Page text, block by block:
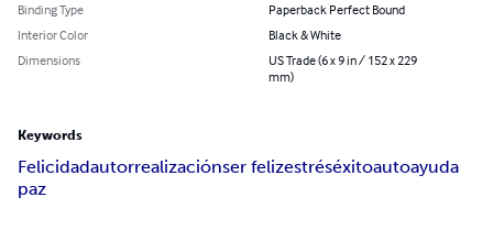
Binding Type
Paperback Perfect Bound
Interior Color
Black & White
Dimensions
US Trade (6 x 9 in / 152 x 229
mm)
Keywords
Felicidadautorrealizaciónser felizestréséxitoautoayuda
paz